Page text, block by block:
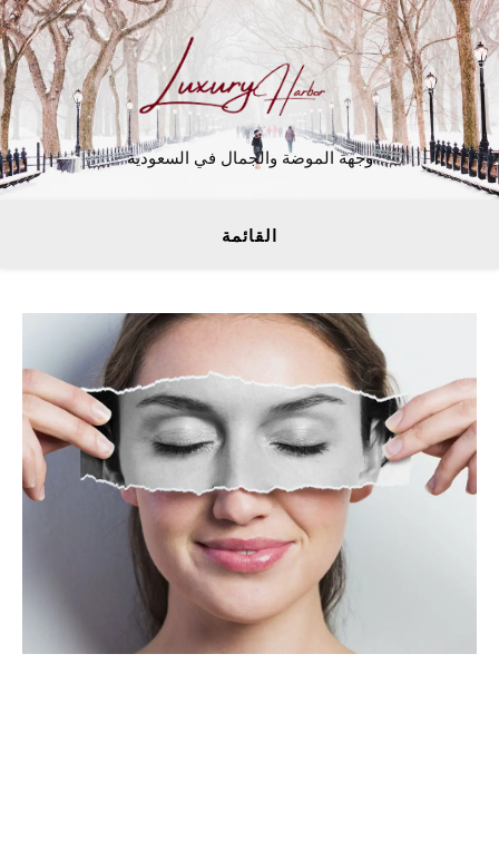
وجهة الموضة والجمال في السعودية
القائمة